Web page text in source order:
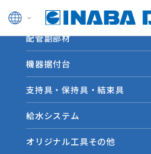
ドレン管
配管副部材
機器据付台
支持具・保持具・結束具
給水システム
オリジナル工具その他
HOME 製品情報 【SC】スリ